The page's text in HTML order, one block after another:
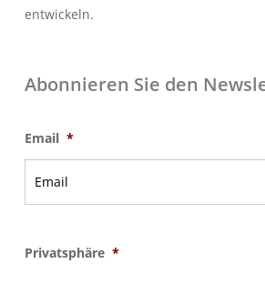
entwickeln.
Abonnieren Sie den
Email *
Privatsphäre *